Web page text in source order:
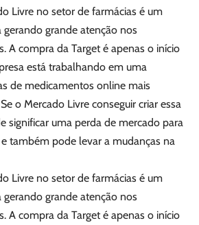
Livre no setor de farmácias é um
grande atenção nos
A compra da Target é apenas o início
está trabalhando em uma
de medicamentos online mais
o Mercado Livre conseguir criar essa
significar uma perda de mercado para
também pode levar a mudanças na
Livre no setor de farmácias é um
grande atenção nos
A compra da Target é apenas o início